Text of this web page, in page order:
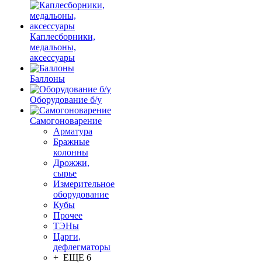
Каплесборники,
медальоны,
аксессуары
Баллоны
Оборудование б/у
Самогоноварение
Арматура
Бражные
колонны
Дрожжи,
сырье
Измерительное
оборудование
Кубы
Прочее
ТЭНы
Царги,
дефлегматоры
+ ЕЩЕ 6